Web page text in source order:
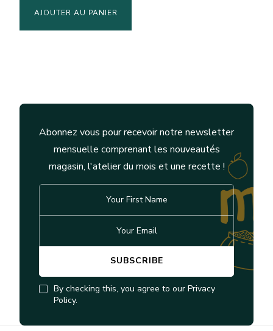
AJOUTER AU PANIER
Abonnez vous pour recevoir notre newsletter
mensuelle comprenant les nouveautés
magasin, l'atelier du mois et une recette !
By checking this, you agree to our Privacy
Policy.